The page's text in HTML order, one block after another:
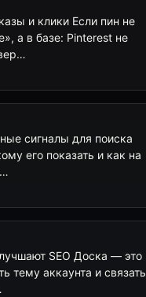
и клики Если пин не
а в базе: Pinterest не
сигналы для поиска
его показать и как на
SEO Доска — это
тему аккаунта и связать